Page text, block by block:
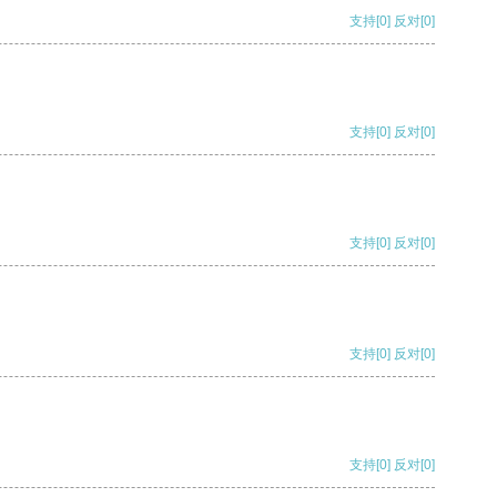
支持[0] 反对[0]
支持[0] 反对[0]
支持[0] 反对[0]
支持[0] 反对[0]
支持[0] 反对[0]